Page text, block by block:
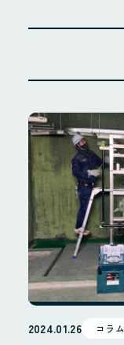
2024.01.26 コラム